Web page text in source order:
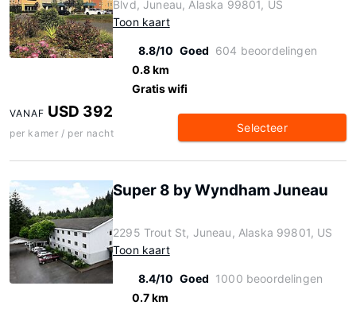
Blvd, Juneau, Alaska 99801, US
Toon kaart
8.8/10 Goed 604 beoordelingen
0.8 km
Gratis wifi
VANAF USD 392
per kamer / per nacht Selecteer
Super 8 by Wyndham Juneau
2295 Trout St, Juneau, Alaska 99801, US
Toon kaart
8.4/10 Goed 1000 beoordelingen
0.7 km